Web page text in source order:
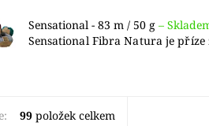
Sensational - 83 m / 50 g –
Sensational Fibra Natura je
99položek celkem